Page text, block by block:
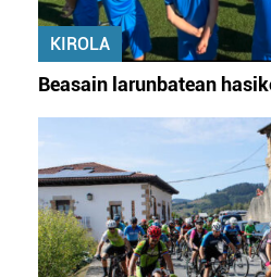
KIROLA
Beasain larunbatean